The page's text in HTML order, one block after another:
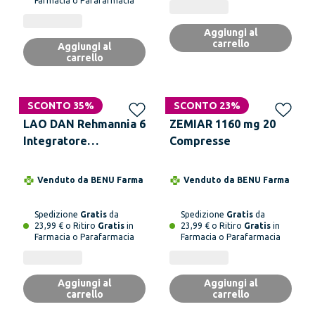
Aggiungi al
carrello
Aggiungi al
carrello
SCONTO 35%
LAO DAN Rehmannia 6
Integratore
Compresse
Venduto da BENU Farma
Spedizione Gratis da
23,99 € o Ritiro Gratis in
Farmacia o Parafarmacia
Aggiungi al
carrello
SCONTO 23%
ZEMIAR 1160 mg 20
Compresse
Venduto da BENU Farma
Spedizione Gratis da
23,99 € o Ritiro Gratis in
Farmacia o Parafarmacia
Aggiungi al
carrello